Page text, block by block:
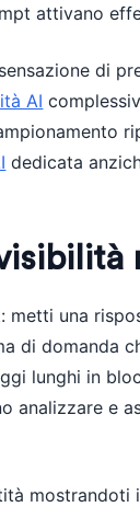
attivano
di
AI
dedicata
metti una
di domanda
lunghi in
analizzare e
mostrandoti